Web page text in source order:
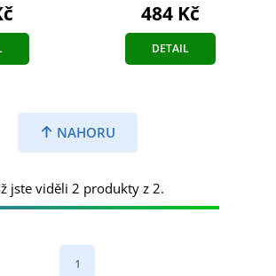
484 Kč
DETAIL
NAHORU
jste viděli 2 produkty z 2.
1